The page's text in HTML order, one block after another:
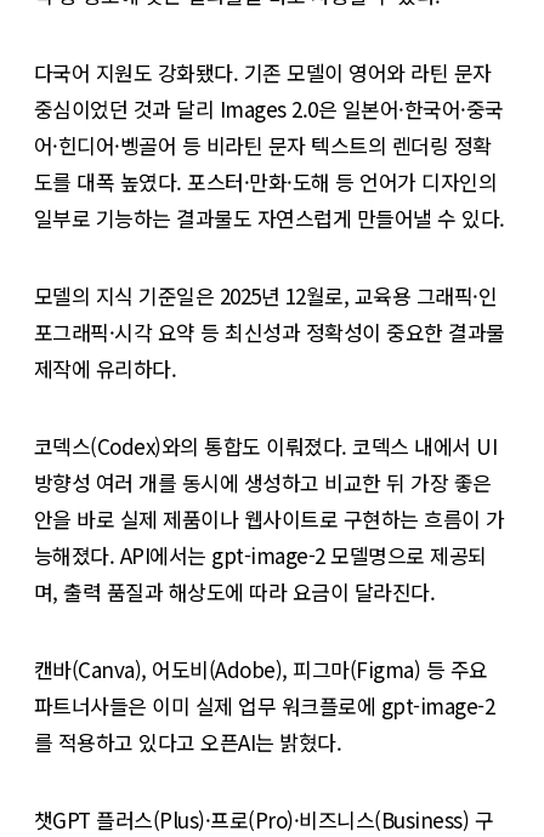
다국어 지원도 강화됐다. 기존 모델이 영어와 라틴 문자
중심이었던 것과 달리 Images 2.0은 일본어·한국어·중국
어·힌디어·벵골어 등 비라틴 문자 텍스트의 렌더링 정확
도를 대폭 높였다. 포스터·만화·도해 등 언어가 디자인의
일부로 기능하는 결과물도 자연스럽게 만들어낼 수 있다.
모델의 지식 기준일은 2025년 12월로, 교육용 그래픽·인
포그래픽·시각 요약 등 최신성과 정확성이 중요한 결과물
제작에 유리하다.
코덱스(Codex)와의 통합도 이뤄졌다. 코덱스 내에서 UI
방향성 여러 개를 동시에 생성하고 비교한 뒤 가장 좋은
안을 바로 실제 제품이나 웹사이트로 구현하는 흐름이 가
능해졌다. API에서는 gpt-image-2 모델명으로 제공되
며, 출력 품질과 해상도에 따라 요금이 달라진다.
캔바(Canva), 어도비(Adobe), 피그마(Figma) 등 주요
파트너사들은 이미 실제 업무 워크플로에 gpt-image-2
를 적용하고 있다고 오픈AI는 밝혔다.
챗GPT 플러스(Plus)·프로(Pro)·비즈니스(Business) 구